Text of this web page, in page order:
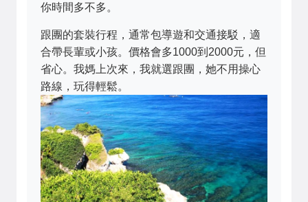
你時間多不多。
跟團的套裝行程，通常包導遊和交通接駁，適
合帶長輩或小孩。價格會多1000到2000元，但
省心。我媽上次來，我就選跟團，她不用操心
路線，玩得輕鬆。